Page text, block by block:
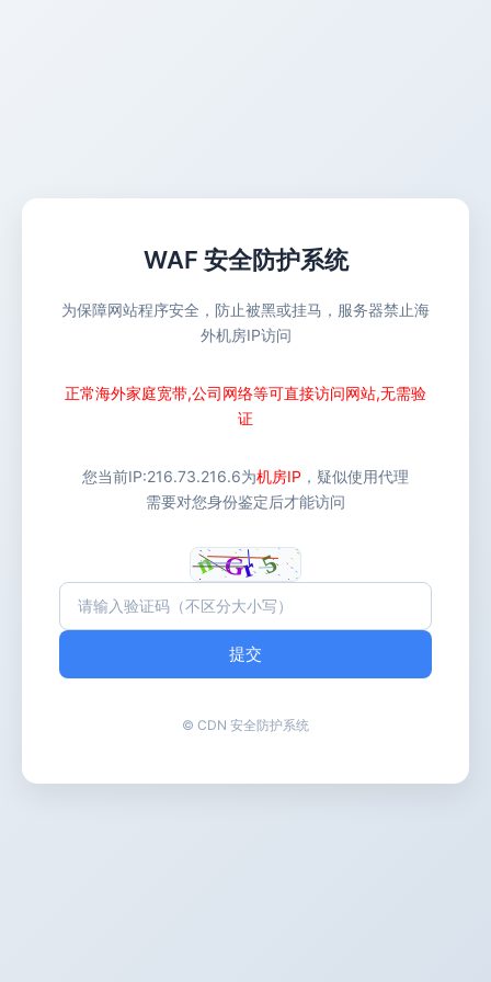
WAF 安全防护系统
为保障网站程序安全，防止被黑或挂马，服务器禁止海
外机房IP访问
正常海外家庭宽带,公司网络等可直接访问网站,无需验
证
您当前IP:216.73.216.6为机房IP ，疑似使用代理
需要对您身份鉴定后才能访问
提交
© CDN 安全防护系统